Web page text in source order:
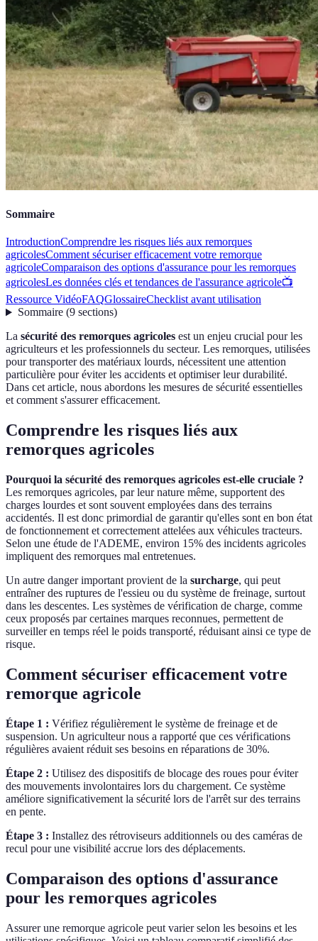
Sommaire
IntroductionComprendre les risques liés aux remorques
agricolesComment sécuriser efficacement votre remorque
agricoleComparaison des options d'assurance pour les remorques
agricolesLes données clés et tendances de l'assurance agricole📺
Ressource VidéoFAQGlossaireChecklist avant utilisation
Sommaire(9 sections)
La sécurité des remorques agricoles est un enjeu crucial pour les
agriculteurs et les professionnels du secteur. Les remorques, utilisées
pour transporter des matériaux lourds, nécessitent une attention
particulière pour éviter les accidents et optimiser leur durabilité.
Dans cet article, nous abordons les mesures de sécurité essentielles
et comment s'assurer efficacement.
Comprendre les risques liés aux
remorques agricoles
Pourquoi la sécurité des remorques agricoles est-elle cruciale ?
Les remorques agricoles, par leur nature même, supportent des
charges lourdes et sont souvent employées dans des terrains
accidentés. Il est donc primordial de garantir qu'elles sont en bon état
de fonctionnement et correctement attelées aux véhicules tracteurs.
Selon une étude de l'ADEME, environ 15% des incidents agricoles
impliquent des remorques mal entretenues.
Un autre danger important provient de la surcharge, qui peut
entraîner des ruptures de l'essieu ou du système de freinage, surtout
dans les descentes. Les systèmes de vérification de charge, comme
ceux proposés par certaines marques reconnues, permettent de
surveiller en temps réel le poids transporté, réduisant ainsi ce type de
risque.
Comment sécuriser efficacement votre
remorque agricole
Étape 1 : Vérifiez régulièrement le système de freinage et de
suspension. Un agriculteur nous a rapporté que ces vérifications
régulières avaient réduit ses besoins en réparations de 30%.
Étape 2 : Utilisez des dispositifs de blocage des roues pour éviter
des mouvements involontaires lors du chargement. Ce système
améliore significativement la sécurité lors de l'arrêt sur des terrains
en pente.
Étape 3 : Installez des rétroviseurs additionnels ou des caméras de
recul pour une visibilité accrue lors des déplacements.
Comparaison des options d'assurance
pour les remorques agricoles
Assurer une remorque agricole peut varier selon les besoins et les